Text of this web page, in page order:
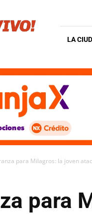
LA
para Milagros: la joven
para